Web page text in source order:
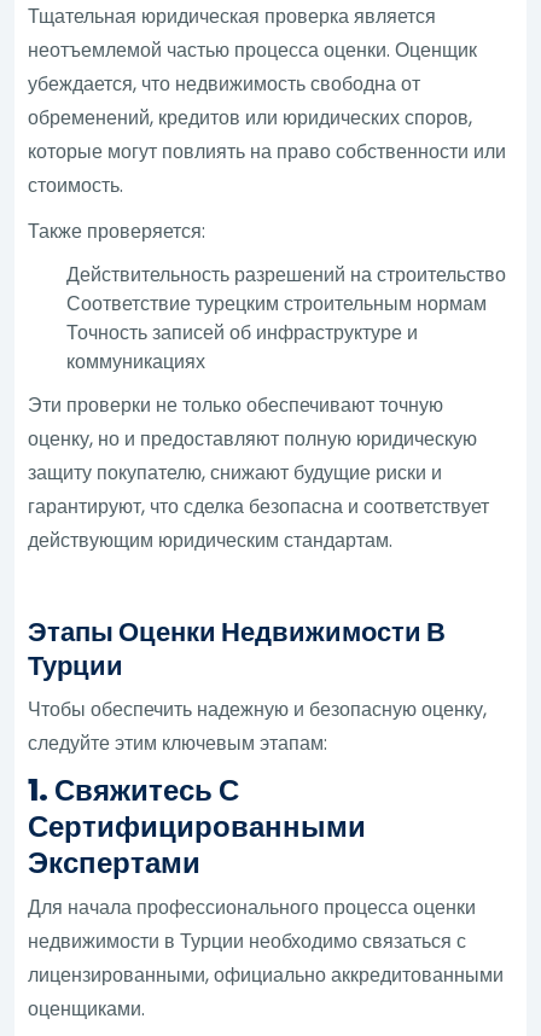
Тщательная юридическая проверка является
неотъемлемой частью процесса оценки. Оценщик
убеждается, что недвижимость свободна от
обременений, кредитов или юридических споров,
которые могут повлиять на право собственности или
стоимость.
Также проверяется:
Действительность разрешений на строительство
Соответствие турецким строительным нормам
Точность записей об инфраструктуре и
коммуникациях
Эти проверки не только обеспечивают точную
оценку, но и предоставляют полную юридическую
защиту покупателю, снижают будущие риски и
гарантируют, что сделка безопасна и соответствует
действующим юридическим стандартам.
Этапы Оценки Недвижимости В
Турции
Чтобы обеспечить надежную и безопасную оценку,
следуйте этим ключевым этапам:
1. Свяжитесь С
Сертифицированными
Экспертами
Для начала профессионального процесса оценки
недвижимости в Турции необходимо связаться с
лицензированными, официально аккредитованными
оценщиками.